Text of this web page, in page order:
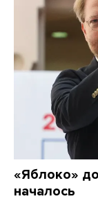
«Яблоко»
началось